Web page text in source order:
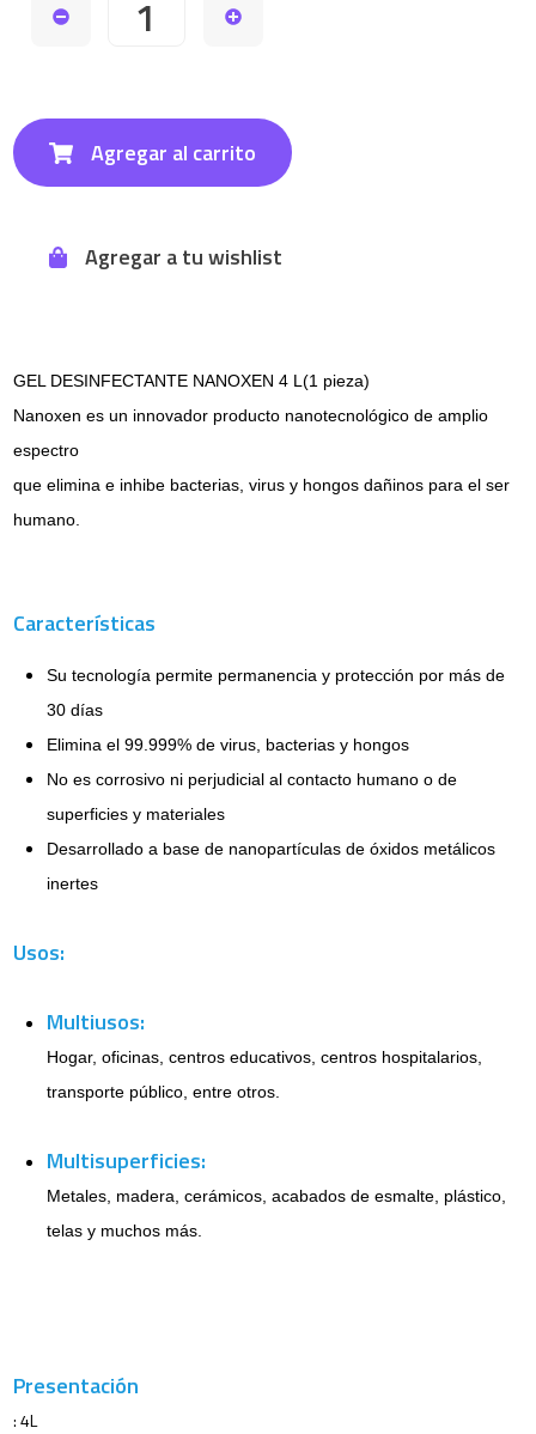
Agregar al carrito
Agregar a tu wishlist
GEL DESINFECTANTE NANOXEN 4 L(1 pieza)
Nanoxen es un innovador producto nanotecnológico de amplio
espectro
que elimina e inhibe bacterias, virus y hongos dañinos para el ser
humano.
Características
Su tecnología permite permanencia y protección por más de
30 días
Elimina el 99.999% de virus, bacterias y hongos
No es corrosivo ni perjudicial al contacto humano o de
superficies y materiales
Desarrollado a base de nanopartículas de óxidos metálicos
inertes
Usos:
Multiusos:
Hogar, oficinas, centros educativos, centros hospitalarios,
transporte público, entre otros.
Multisuperficies:
Metales, madera, cerámicos, acabados de esmalte, plástico,
telas y muchos más.
Presentación
: 4L